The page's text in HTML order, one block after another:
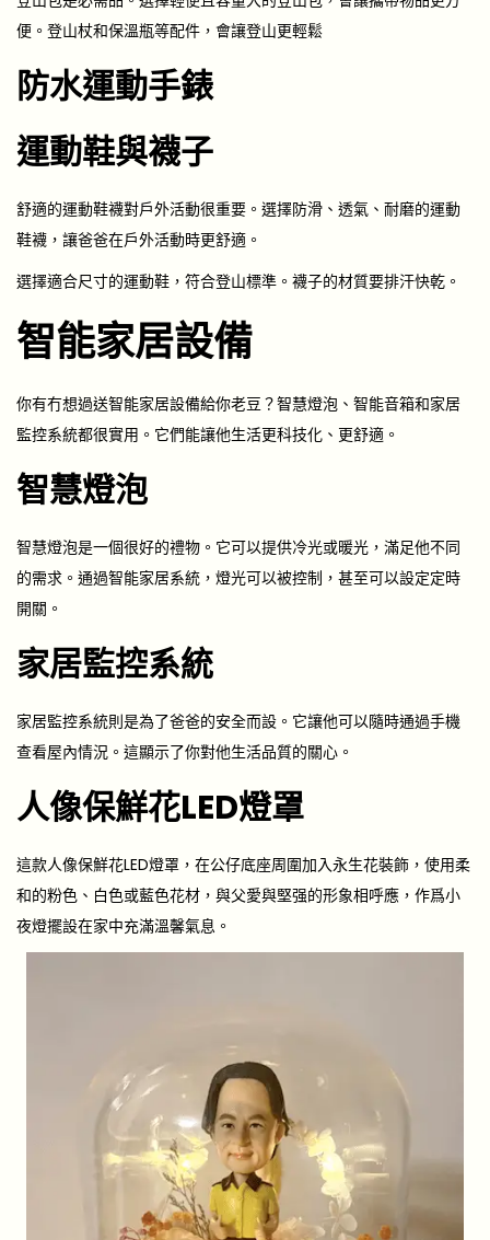
便。登山杖和保溫瓶等配件，會讓登山更輕鬆
防水運動手錶
運動鞋與襪子
舒適的運動鞋襪對戶外活動很重要。選擇防滑、透氣、耐磨的運動
鞋襪，讓爸爸在戶外活動時更舒適。
選擇適合尺寸的運動鞋，符合登山標準。襪子的材質要排汗快乾。
智能家居設備
你有冇想過送智能家居設備給你老豆？智慧燈泡、智能音箱和家居
監控系統都很實用。它們能讓他生活更科技化、更舒適。
智慧燈泡
智慧燈泡是一個很好的禮物。它可以提供冷光或暖光，滿足他不同
的需求。通過智能家居系統，燈光可以被控制，甚至可以設定定時
開關。
家居監控系統
家居監控系統則是為了爸爸的安全而設。它讓他可以隨時通過手機
查看屋內情況。這顯示了你對他生活品質的關心。
人像保鮮花LED燈罩
這款人像保鮮花LED燈罩 ，在公仔底座周圍加入永生花裝飾，使用柔
和的粉色、白色或藍色花材，與父愛與堅强的形象相呼應，作爲小
夜燈擺設在家中充滿溫馨氣息。